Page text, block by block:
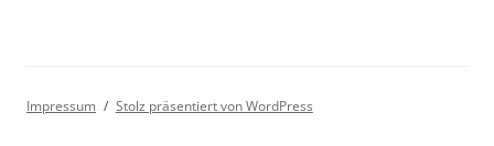
Impressum Stolz präsentiert von WordPress